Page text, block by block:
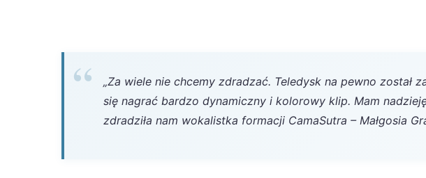
„Za wiele nie chcemy zdradzać. Teledysk na pewno został
się nagrać bardzo dynamiczny i kolorowy klip. Mam
zdradziła nam wokalistka formacji CamaSutra – Małgosia